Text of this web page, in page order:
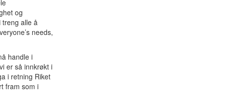
og
treng alle å
needs,
handle i
er så innkrøkt i
i retning Riket
fram som i